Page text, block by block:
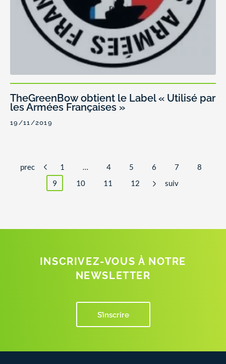
TheGreenBow obtient le Label « Utilisé par
les Armées Françaises »
19/11/2019
prec 1 … 4 5 6 7
8
9
10 11 12 suiv
INSCRIVEZ-VOUS À NOTRE
NEWSLETTER
S’inscrire